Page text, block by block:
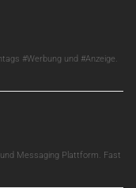
#Werbung und #Anzeige.
Messaging Plattform. Fast